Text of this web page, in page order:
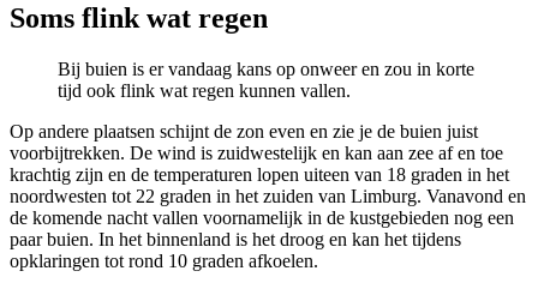
Soms flink wat regen
Bij buien is er vandaag kans op onweer en zou in korte
tijd ook flink wat regen kunnen vallen.
Op andere plaatsen schijnt de zon even en zie je de buien juist
voorbijtrekken. De wind is zuidwestelijk en kan aan zee af en toe
krachtig zijn en de temperaturen lopen uiteen van 18 graden in het
noordwesten tot 22 graden in het zuiden van Limburg. Vanavond en
de komende nacht vallen voornamelijk in de kustgebieden nog een
paar buien. In het binnenland is het droog en kan het tijdens
opklaringen tot rond 10 graden afkoelen.